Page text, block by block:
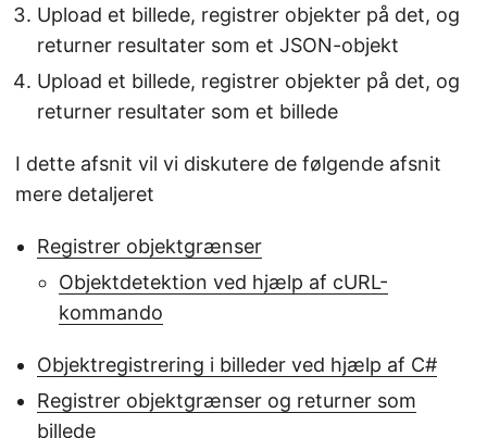
Upload et billede, registrer objekter på det, og
returner resultater som et JSON-objekt
Upload et billede, registrer objekter på det, og
returner resultater som et billede
I dette afsnit vil vi diskutere de følgende afsnit
mere detaljeret
Registrer objektgrænser
Objektdetektion ved hjælp af cURL-
kommando
Objektregistrering i billeder ved hjælp af C#
Registrer objektgrænser og returner som
billede